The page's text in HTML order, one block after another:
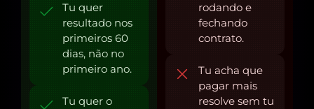
Tu quer
resultado nos
primeiros 60
dias, não no
primeiro ano.
Tu quer o
rodando e
fechando
contrato.
Tu acha que
pagar mais
resolve sem tu